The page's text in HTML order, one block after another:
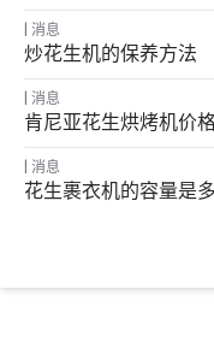
消息
炒花生机的保养方法
消息
肯尼亚花生烘烤机价
消息
花生裹衣机的容量是多